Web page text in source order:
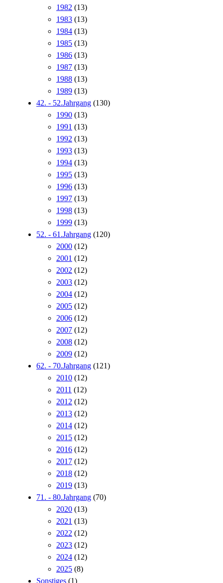
1982 (13)
1983 (13)
1984 (13)
1985 (13)
1986 (13)
1987 (13)
1988 (13)
1989 (13)
42. - 52.Jahrgang (130)
1990 (13)
1991 (13)
1992 (13)
1993 (13)
1994 (13)
1995 (13)
1996 (13)
1997 (13)
1998 (13)
1999 (13)
52. - 61.Jahrgang (120)
2000 (12)
2001 (12)
2002 (12)
2003 (12)
2004 (12)
2005 (12)
2006 (12)
2007 (12)
2008 (12)
2009 (12)
62. - 70.Jahrgang (121)
2010 (12)
2011 (12)
2012 (12)
2013 (12)
2014 (12)
2015 (12)
2016 (12)
2017 (12)
2018 (12)
2019 (13)
71. - 80.Jahrgang (70)
2020 (13)
2021 (13)
2022 (12)
2023 (12)
2024 (12)
2025 (8)
Sonstiges (1)